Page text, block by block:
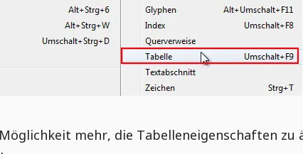
mehr, die Tabelleneigenschaften zu